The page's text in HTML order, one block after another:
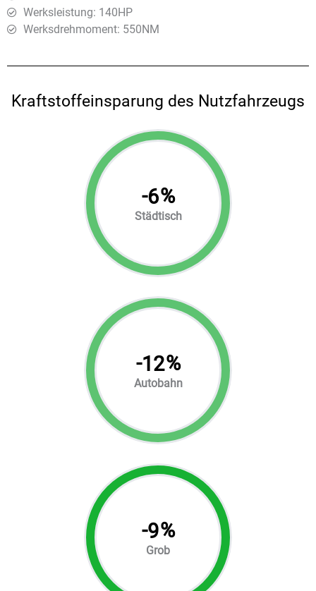
Werksleistung: 140HP
Werksdrehmoment: 550ΝΜ
Kraftstoffeinsparung des Nutzfahrzeugs
-6%
Städtisch
-12%
Autobahn
-9%
Grob